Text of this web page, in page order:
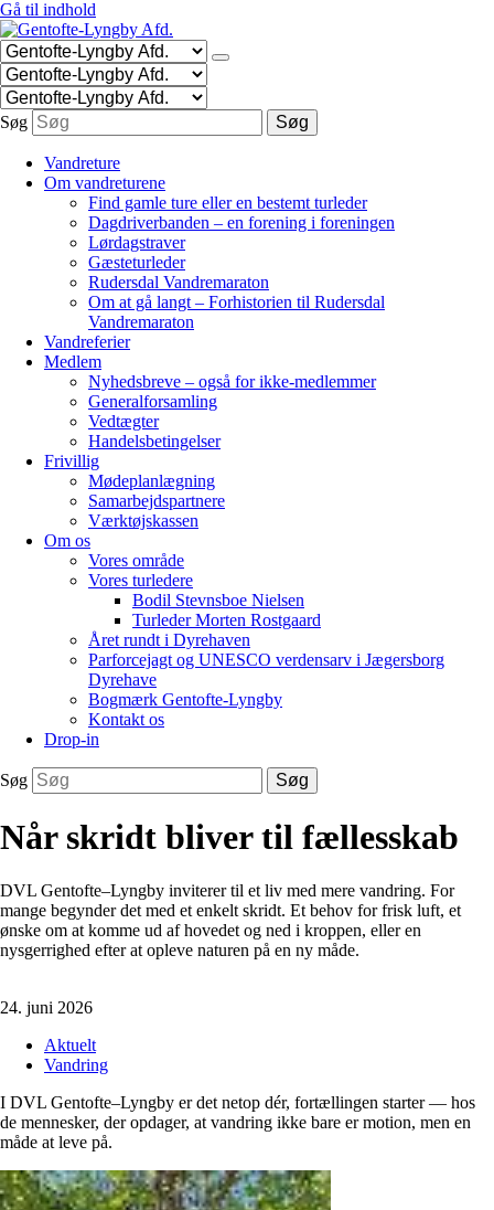
Gå til indhold
Søg Søg
Vandreture
Om vandreturene
Find gamle ture eller en bestemt turleder
Dagdriverbanden – en forening i foreningen
Lørdagstraver
Gæsteturleder
Rudersdal Vandremaraton
Om at gå langt – Forhistorien til Rudersdal
Vandremaraton
Vandreferier
Medlem
Nyhedsbreve – også for ikke-medlemmer
Generalforsamling
Vedtægter
Handelsbetingelser
Frivillig
Mødeplanlægning
Samarbejdspartnere
Værktøjskassen
Om os
Vores område
Vores turledere
Bodil Stevnsboe Nielsen
Turleder Morten Rostgaard
Året rundt i Dyrehaven
Parforcejagt og UNESCO verdensarv i Jægersborg
Dyrehave
Bogmærk Gentofte-Lyngby
Kontakt os
Drop-in
Søg Søg
Når skridt bliver til fællesskab
DVL Gentofte–Lyngby inviterer til et liv med mere vandring. For
mange begynder det med et enkelt skridt. Et behov for frisk luft, et
ønske om at komme ud af hovedet og ned i kroppen, eller en
nysgerrighed efter at opleve naturen på en ny måde.
24. juni 2026
Aktuelt
Vandring
I DVL Gentofte–Lyngby er det netop dér, fortællingen starter — hos
de mennesker, der opdager, at vandring ikke bare er motion, men en
måde at leve på.